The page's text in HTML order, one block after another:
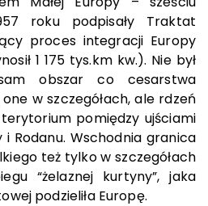
roku podpisały Traktat
proces integracji Europy
1 175 tys.km kw.). Nie był
obszar co cesarstwa
one w szczegółach, ale rdzeń
pomiędzy ujściami
i Rodanu. Wschodnia granica
też tylko w szczegółach
“żelaznej kurtyny”, jaka
podzieliła Europę.